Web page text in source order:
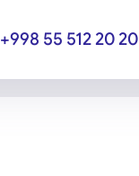
+998 55 512 20 20